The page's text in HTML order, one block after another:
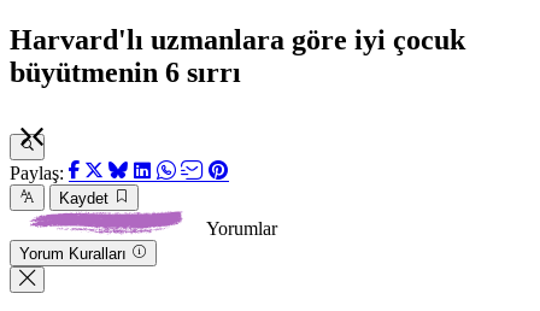
Harvard'lı uzmanlara göre iyi çocuk
büyütmenin 6 sırrı
Paylaş:
Kaydet
Yorumlar
Yorum Kuralları